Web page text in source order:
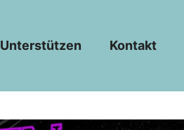
Unterstützen Kontakt